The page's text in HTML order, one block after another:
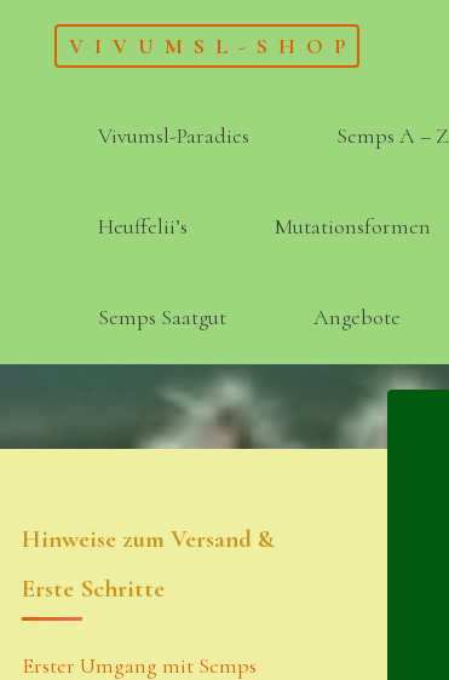
VIVUMSL-SHOP
Vivumsl-Paradies Semps A – Z
Heuffelii’s Mutationsformen
Semps Saatgut Angebote
Hinweise zum Versand &
Erste Schritte
Erster Umgang mit Semps